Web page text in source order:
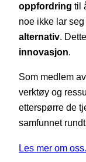
oppfordring til
noe ikke lar
alternativ.
innovasjon.
Som medlem
verktøy og
etterspørre de
samfunnet
Les mer om